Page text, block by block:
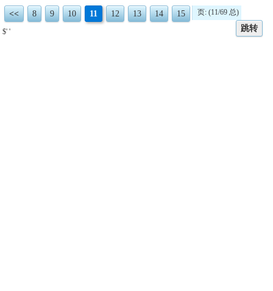
<< 8 9 10 11 12 13 14 15 页: (11/69 总)
跳转
$' '